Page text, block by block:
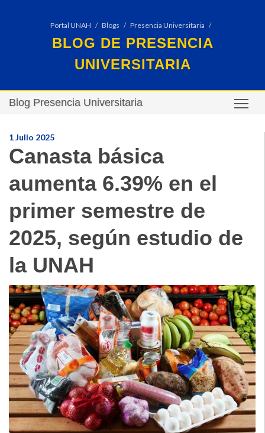
Portal UNAH Blogs Presencia Universitaria
BLOG DE PRESENCIA
UNIVERSITARIA
Blog Presencia Universitaria
1 Julio 2025
Canasta básica
aumenta 6.39% en el
primer semestre de
2025, según estudio de
la UNAH